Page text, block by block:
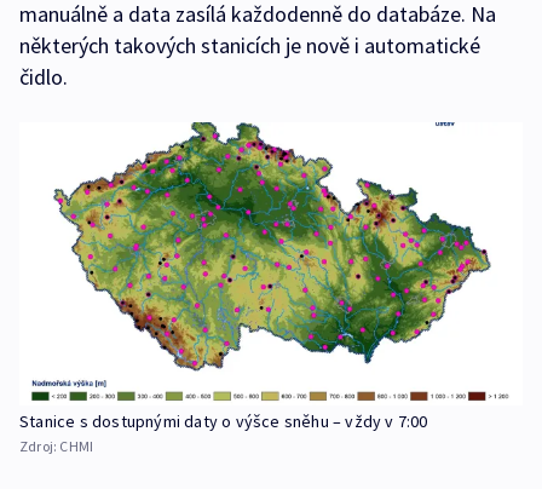
manuálně a data zasílá každodenně do databáze. Na
některých takových stanicích je nově i automatické
čidlo.
Stanice s dostupnými daty o výšce sněhu – vždy v 7:00
Zdroj: CHMI